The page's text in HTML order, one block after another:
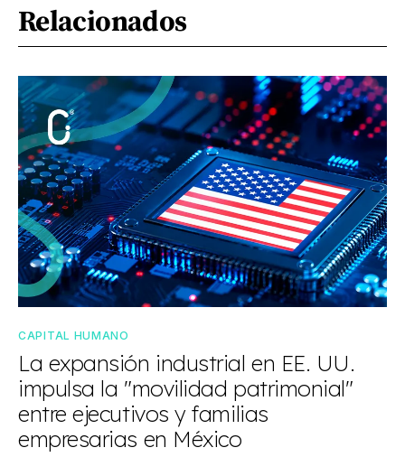
Relacionados
CAPITAL HUMANO
La expansión industrial en EE. UU.
impulsa la "movilidad patrimonial"
entre ejecutivos y familias
empresarias en México